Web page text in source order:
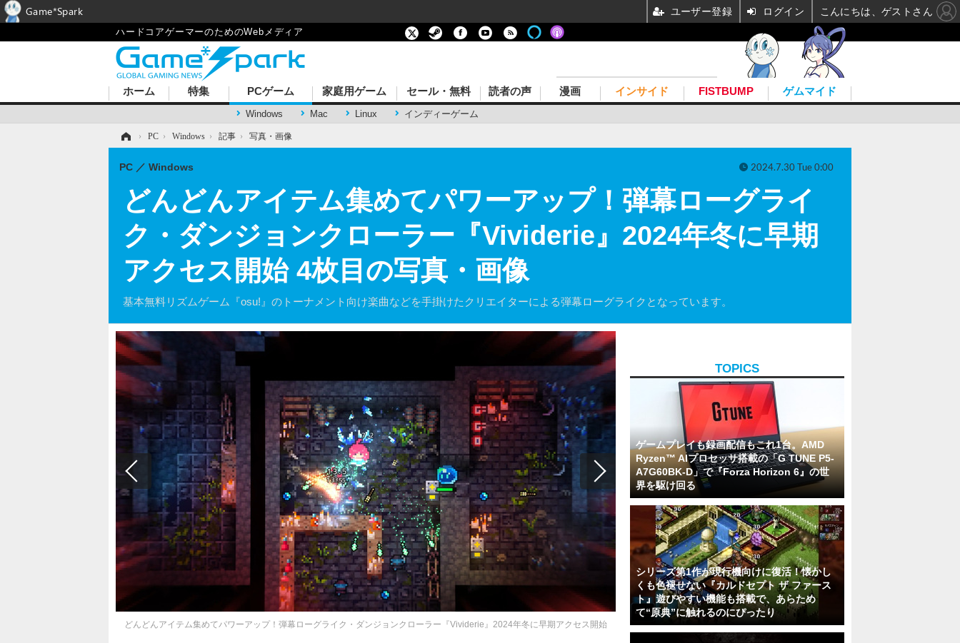
ハードコアゲーマーのためのWebメディア
ホーム 特集 PCゲーム
Windows Mac Linux インディーゲーム
家庭用ゲーム セール・無料 読者の声 漫画 インサイド FISTBUMP ゲムマイド
› PC › Windows › 記事 › 写真・画像
どんどんアイテム集めてパワーアップ！弾幕ローグライ
ク・ダンジョンクローラー『Vividerie』2024年冬に早期
アクセス開始 4枚目の写真・画像
基本無料リズムゲーム『osu!』のトーナメント向け楽曲などを手掛けたクリエイターによる弾幕ローグライクとなっています。
PC Windows 2024.7.30 Tue 0:00
どんどんアイテム集めてパワーアップ！弾幕ローグライク・ダンジョンクローラー『Vividerie』2024年冬に早期アクセス開始
TOPICS
ゲームプレイも録画配信もこれ1台。AMD
Ryzen™ AIプロセッサ搭載の「G TUNE P5-
A7G60BK-D」で『Forza Horizon 6』の世
界を駆け回る
シリーズ第1作が現行機向けに復活！懐かし
くも色褪せない『カルドセプト ザ ファース
ト』遊びやすい機能も搭載で、あらため
て“原典”に触れるのにぴったり
Game*Spark ユーザー登録 ログイン こんにちは、ゲストさん